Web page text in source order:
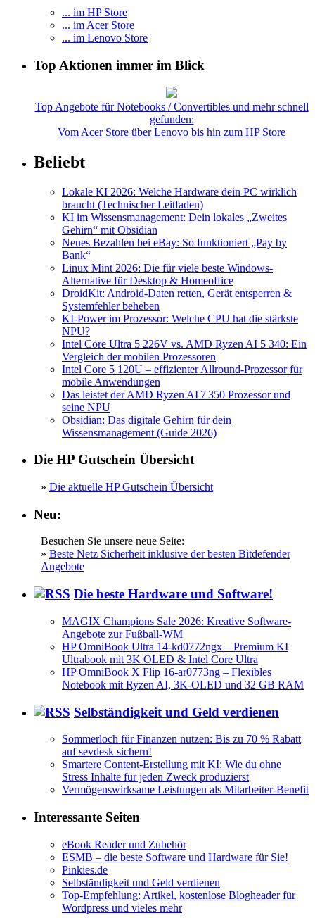
... im HP Store
... im Acer Store
... im Lenovo Store
Top Aktionen immer im Blick
Top Angebote für Notebooks / Convertibles und mehr schnell
gefunden:
Vom Acer Store über Lenovo bis hin zum HP Store
Beliebt
Lokale KI 2026: Welche Hardware dein PC wirklich
braucht (Technischer Leitfaden)
KI im Wissensmanagement: Dein lokales „Zweites
Gehirn“ mit Obsidian
Neues Bezahlen bei eBay: So funktioniert „Pay by
Bank“
Linux Mint 2026: Die für viele beste Windows-
Alternative für Desktop & Homeoffice
DroidKit: Android-Daten retten, Gerät entsperren &
Systemfehler beheben
KI-Power im Prozessor: Welche CPU hat die stärkste
NPU?
Intel Core Ultra 5 226V vs. AMD Ryzen AI 5 340: Ein
Vergleich der mobilen Prozessoren
Intel Core 5 120U – effizienter Allround-Prozessor für
mobile Anwendungen
Das leistet der AMD Ryzen AI 7 350 Prozessor und
seine NPU
Obsidian: Das digitale Gehirn für dein
Wissensmanagement (Guide 2026)
Die HP Gutschein Übersicht
» Die aktuelle HP Gutschein Übersicht
Neu:
Besuchen Sie unsere neue Seite:
» Beste Netz Sicherheit inklusive der besten Bitdefender
Angebote
Die beste Hardware und Software!
MAGIX Champions Sale 2026: Kreative Software-
Angebote zur Fußball-WM
HP OmniBook Ultra 14-kd0772ngx – Premium KI
Ultrabook mit 3K OLED & Intel Core Ultra
HP OmniBook X Flip 16-ar0773ng – Flexibles
Notebook mit Ryzen AI, 3K-OLED und 32 GB RAM
Selbständigkeit und Geld verdienen
Sommerloch für Finanzen nutzen: Bis zu 70 % Rabatt
auf sevdesk sichern!
Smartere Content-Erstellung mit KI: Wie du ohne
Stress Inhalte für jeden Zweck produzierst
Vermögenswirksame Leistungen als Mitarbeiter-Benefit
Interessante Seiten
eBook Reader und Zubehör
ESMB – die beste Software und Hardware für Sie!
Pinkies.de
Selbständigkeit und Geld verdienen
Top-Empfehlung: Artikel, kostenlose Blogheader für
Wordpress und vieles mehr